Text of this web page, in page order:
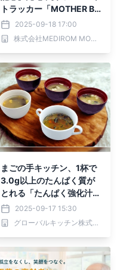
トラッカー「MOTHER Br
acelet®︎」25%OFFキャン
ペーンを実施！
2025-09-18 17:00
株式会社MEDIROM MOTHER Labs
まごの手キッチン、1杯で
3.0g以上のたんぱく質が
とれる「たんぱく強化汁・
具セット」全16種、9月1
日より販売開始！
2025-09-17 15:30
グローバルキッチン株式会社【まごの手キッチン】